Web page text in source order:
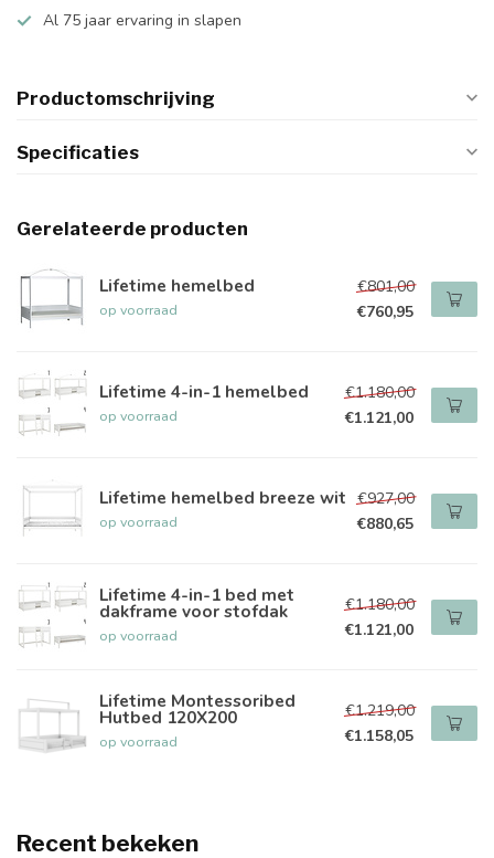
Al 75 jaar ervaring in slapen
Productomschrijving
Specificaties
Gerelateerde producten
Lifetime hemelbed
op voorraad
€801,00
€760,95
Lifetime 4-in-1 hemelbed
op voorraad
€1.180,00
€1.121,00
Lifetime hemelbed breeze wit
op voorraad
€927,00
€880,65
Lifetime 4-in-1 bed met
dakframe voor stofdak
op voorraad
€1.180,00
€1.121,00
Lifetime Montessoribed
Hutbed 120X200
op voorraad
€1.219,00
€1.158,05
Recent bekeken